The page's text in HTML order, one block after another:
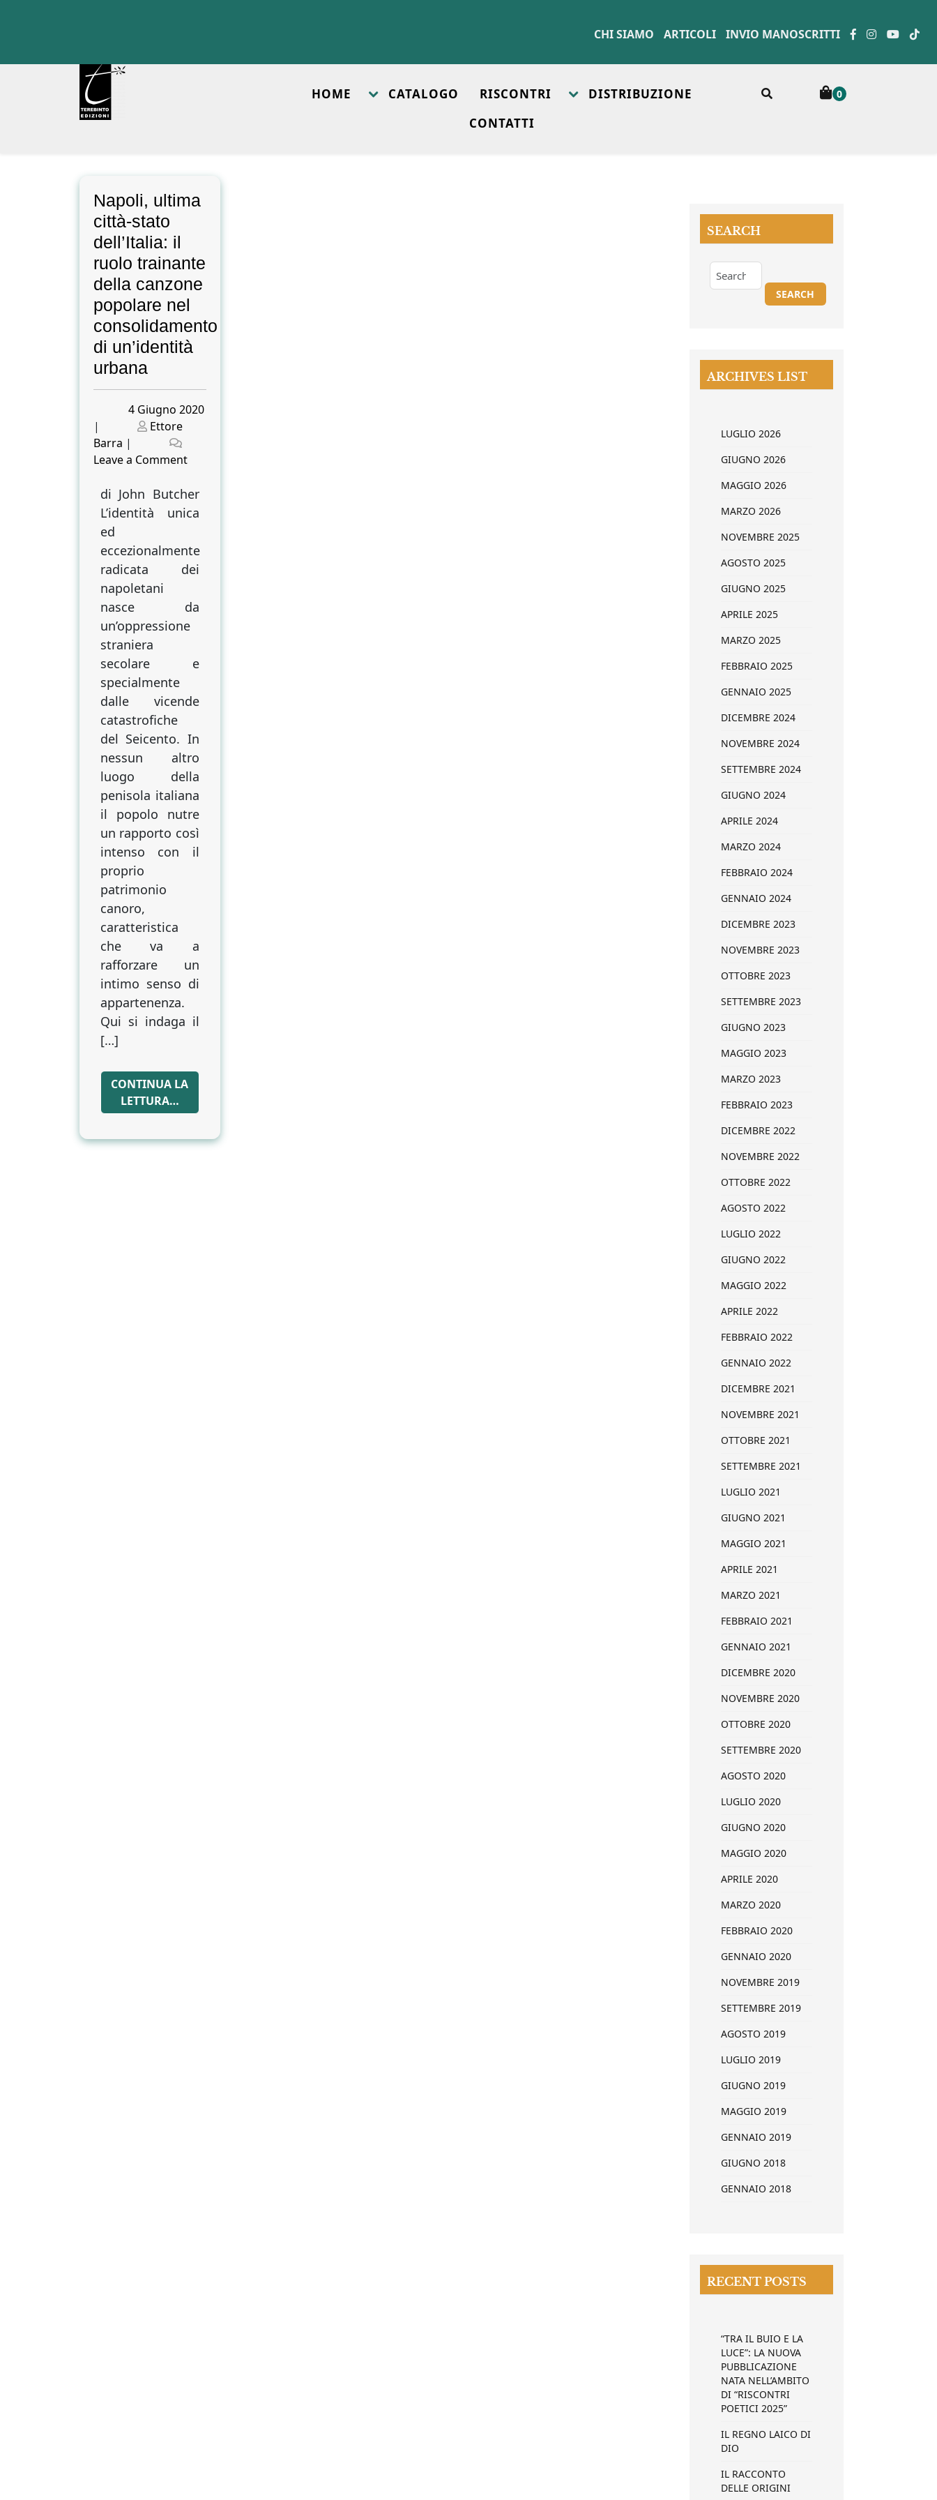
CHI SIAMO ARTICOLI INVIO MANOSCRITTI
HOME CATALOGO RISCONTRI
DISTRIBUZIONE
CONTATTI
0
Napoli, ultima
città-stato
dell’Italia: il
ruolo trainante
della canzone
popolare nel
consolidamento
di un’identità
urbana
Posted
on
4 Giugno 2020
|
Posted
Ettore
Barra |
Leave a Commenton
ultima
città-
il
ruolo
della
canzone
nel
di
un’identità
di John Butcher
L’identità unica
ed
eccezionalmente
radicata dei
napoletani
nasce da
un’oppressione
straniera
secolare e
specialmente
dalle vicende
catastrofiche
del Seicento. In
nessun altro
luogo della
penisola italiana
il popolo nutre
un rapporto così
intenso con il
proprio
patrimonio
canoro,
caratteristica
che va a
rafforzare un
intimo senso di
appartenenza.
Qui si indaga il
[…]
CONTINUA LA
LETTURA…
SEARCH
ARCHIVES LIST
LUGLIO 2026
GIUGNO 2026
MAGGIO 2026
MARZO 2026
NOVEMBRE 2025
AGOSTO 2025
GIUGNO 2025
APRILE 2025
MARZO 2025
FEBBRAIO 2025
GENNAIO 2025
DICEMBRE 2024
NOVEMBRE 2024
SETTEMBRE 2024
GIUGNO 2024
APRILE 2024
MARZO 2024
FEBBRAIO 2024
GENNAIO 2024
DICEMBRE 2023
NOVEMBRE 2023
OTTOBRE 2023
SETTEMBRE 2023
GIUGNO 2023
MAGGIO 2023
MARZO 2023
FEBBRAIO 2023
DICEMBRE 2022
NOVEMBRE 2022
OTTOBRE 2022
AGOSTO 2022
LUGLIO 2022
GIUGNO 2022
MAGGIO 2022
APRILE 2022
FEBBRAIO 2022
GENNAIO 2022
DICEMBRE 2021
NOVEMBRE 2021
OTTOBRE 2021
SETTEMBRE 2021
LUGLIO 2021
GIUGNO 2021
MAGGIO 2021
APRILE 2021
MARZO 2021
FEBBRAIO 2021
GENNAIO 2021
DICEMBRE 2020
NOVEMBRE 2020
OTTOBRE 2020
SETTEMBRE 2020
AGOSTO 2020
LUGLIO 2020
GIUGNO 2020
MAGGIO 2020
APRILE 2020
MARZO 2020
FEBBRAIO 2020
GENNAIO 2020
NOVEMBRE 2019
SETTEMBRE 2019
AGOSTO 2019
LUGLIO 2019
GIUGNO 2019
MAGGIO 2019
GENNAIO 2019
GIUGNO 2018
GENNAIO 2018
RECENT POSTS
“TRA IL BUIO E LA
LUCE”: LA NUOVA
PUBBLICAZIONE
NATA NELL’AMBITO
DI “RISCONTRI
POETICI 2025”
IL REGNO LAICO DI
DIO
IL RACCONTO
DELLE ORIGINI